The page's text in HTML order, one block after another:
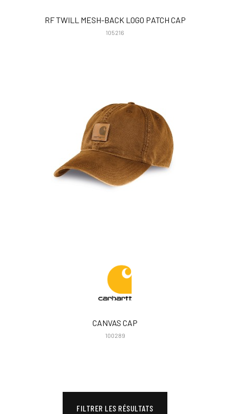
RF TWILL MESH-BACK LOGO PATCH CAP
105216
CANVAS CAP
100289
FILTRER LES RÉSULTATS